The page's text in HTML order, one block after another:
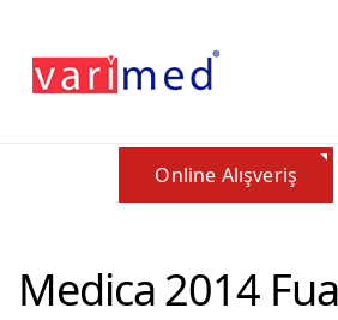
Online Alışveriş
Medica 2014